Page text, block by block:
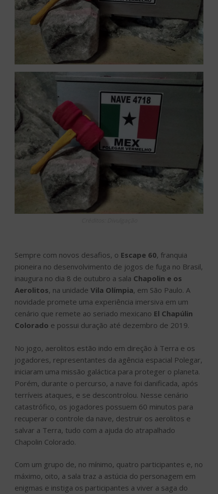
Sempre com novos desafios, o Escape 60, franquia
pioneira no desenvolvimento de jogos de fuga no Brasil,
inaugura no dia 8 de outubro a sala Chapolin e os
Aerolitos, na unidade Vila Olímpia, em São Paulo. A
novidade promete uma experiência imersiva em um
cenário que remete ao seriado mexicano El Chapúlin
Colorado e possui duração até dezembro de 2019.
No jogo, aerolitos estão indo em direção à Terra e os
jogadores, representantes da agência espacial Polegar,
iniciaram uma missão galáctica para proteger o planeta.
Porém, durante o percurso, a nave foi danificada, após
terríveis ataques, e se descontrolou. Nesse cenário
catastrófico, os jogadores possuem 60 minutos para
recuperar o controle da nave, destruir os aerolitos e
salvar a Terra, tudo com a ajuda do atrapalhado
Chapolin Colorado.
Com um grupo de, no mínimo, quatro participantes e, no
máximo, oito, a sala traz a astúcia do personagem em
enigmas e instiga os participantes a viver a saga do